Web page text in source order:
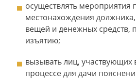
осуществлять мероприятия
местонахождения
вещей и денежных средств,
изъятию;
вызывать лиц, участвующих
процессе для дачи